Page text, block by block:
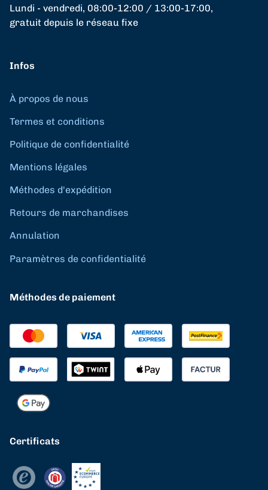
Lundi - vendredi, 08:00-12:00 / 13:00-17:00,
gratuit depuis le réseau fixe
Infos
À propos de nous
Termes et conditions
Politique de confidentialité
Mentions légales
Méthodes d'expédition
Retours de marchandises
Annulation
Paramètres de confidentialité
Méthodes de paiement
Certificats